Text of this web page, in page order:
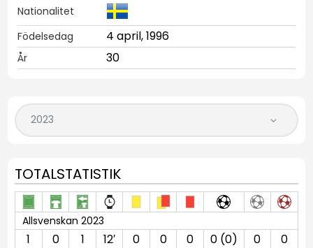
Nationalitet
Födelsedag
4 april, 1996
År 30
TOTALSTATISTIK
Allsvenskan 2023
1 0 1 12′ 0 0 0 0 (0) 0 0